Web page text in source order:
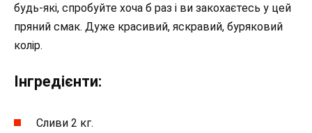
будь-які, спробуйте хоча б раз і ви закохаєтесь у цей
пряний смак. Дуже красивий, яскравий, буряковий
колір.
Інгредієнти:
Сливи 2 кг.